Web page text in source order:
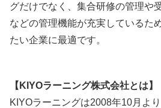
グだけでなく、集合研修の管理や
などの管理機能が充実しているた
たい企業に最適です。
【KIYOラーニング株式会社とは】
KIYOラーニングは2008年10月よ